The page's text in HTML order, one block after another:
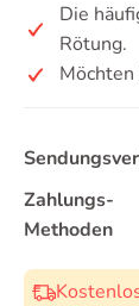
Die
Rötung.
Zahlungs-
Methoden